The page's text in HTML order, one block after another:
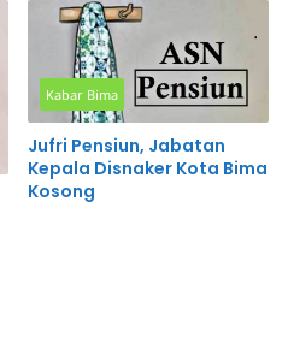
Kabar Bima
Jufri Pensiun, Jabatan
Kepala Disnaker Kota Bima
Kosong